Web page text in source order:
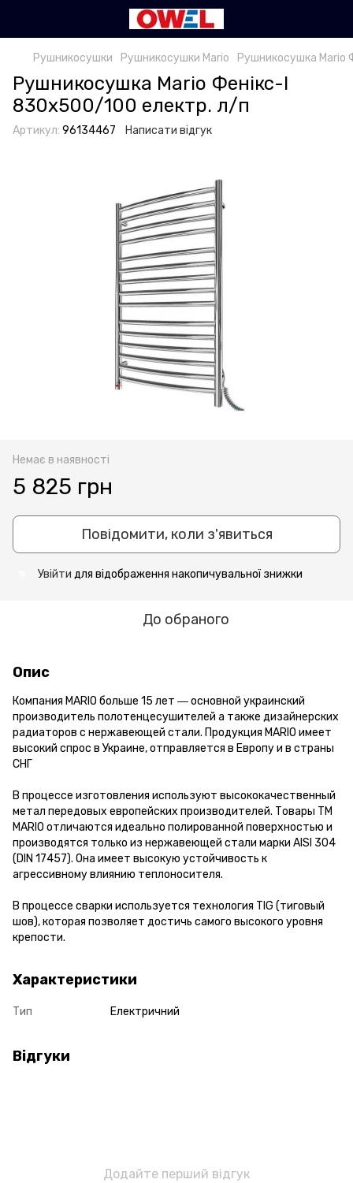
Рушникосушки Рушникосушки Mario Рушникосушка Mario
Рушникосушка Mario Фенікс-I
830х500/100 електр. л/п
Артикул: 96134467 Написати відгук
Немає в наявності
5 825 грн
Повідомити, коли з'явиться
Увійти для відображення накопичувальної знижки
До обраного
Опис
Компания MARIO больше 15 лет ― основной украинский
производитель полотенцесушителей а также дизайнерских
радиаторов с нержавеющей стали. Продукция MARIO имеет
высокий спрос в Украине, отправляется в Европу и в страны
СНГ
В процессе изготовления используют высококачественный
метал передовых европейских производителей. Товары ТМ
MARIO отличаются идеально полированной поверхностью и
производятся только из нержавеющей стали марки AISI 304
(DIN 17457). Она имеет высокую устойчивость к
агрессивному влиянию теплоносителя.
В процессе сварки используется технология TIG (тиговый
шов), которая позволяет достичь самого высокого уровня
крепости.
Характеристики
Тип Електричний
Відгуки
Додайте перший відгук